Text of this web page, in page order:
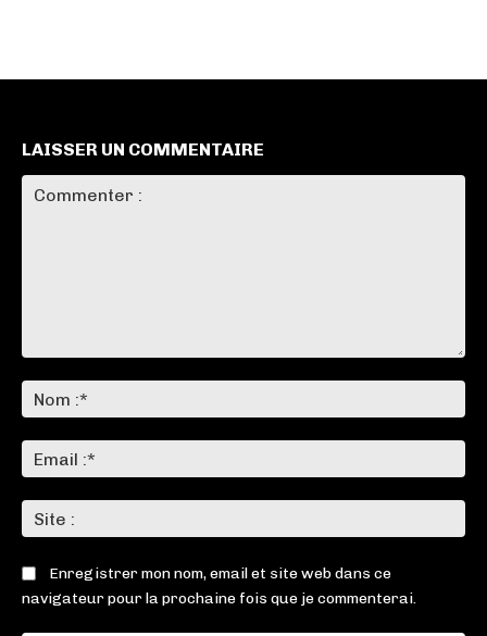
LAISSER UN COMMENTAIRE
:*
:*
:
Enregistrer mon nom, email et site web dans ce
navigateur pour la prochaine fois que je commenterai.